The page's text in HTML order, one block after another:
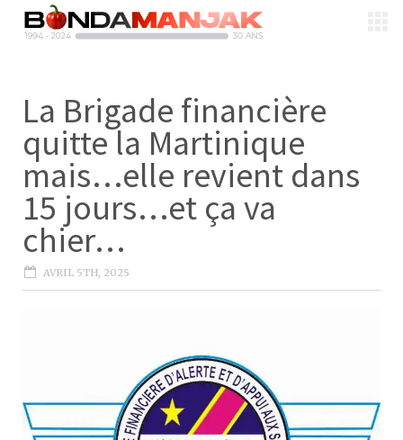
La Brigade financière
quitte la Martinique
mais…elle revient dans
15 jours…et ça va
chier…
AVRIL 5TH, 2025